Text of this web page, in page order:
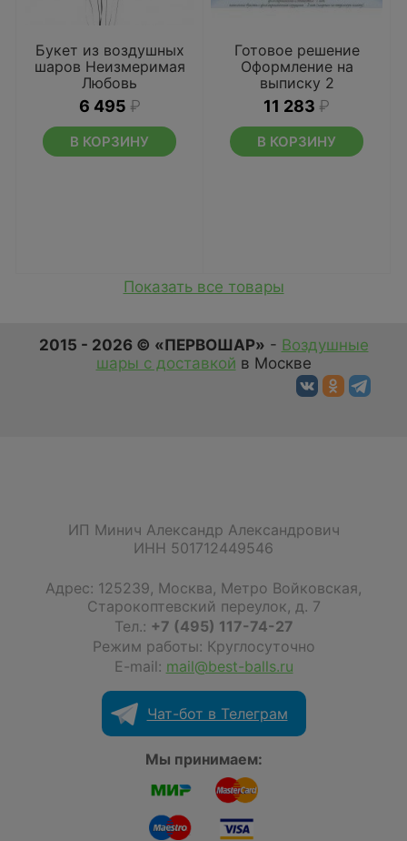
Букет из воздушных
шаров Неизмеримая
Любовь
6 495 ₽
В КОРЗИНУ
Готовое решение
Оформление на
выписку 2
11 283 ₽
В КОРЗИНУ
Показать все товары
2015 - 2026 © «ПЕРВОШАР» - Воздушные
шары с доставкой в Москве
ИП Минич Александр Александрович
ИНН 501712449546
Адрес: 125239, Москва, Метро Войковская,
Старокоптевский переулок, д. 7
Тел.: +7 (495) 117-74-27
Режим работы: Круглосуточно
E-mail: mail@best-balls.ru
Чат-бот в Телеграм
Мы принимаем: